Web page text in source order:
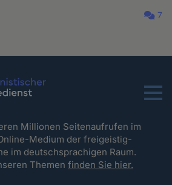
7
Menu
Millionen Seitenaufrufen im
Medium der freigeistig-
im deutschsprachigen Raum.
Themenfinden Sie hier.